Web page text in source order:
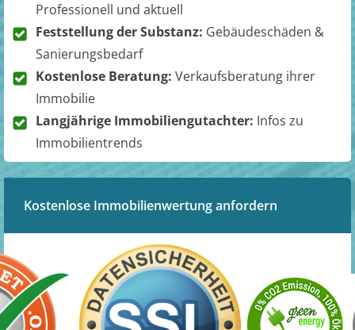
Professionell und aktuell
Feststellung der Substanz: Gebäudeschäden &
Sanierungsbedarf
Kostenlose Beratung: Verkaufsberatung ihrer
Immobilie
Langjährige Immobiliengutachter: Infos zu
Immobilientrends
Kostenlose Immobilienwertung anfordern